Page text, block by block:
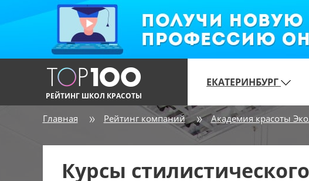
РЕЙТИНГ ШКОЛ КРАСОТЫ
ЕКАТЕРИНБУРГ
Главная Рейтинг компаний Академия красоты
Курсы